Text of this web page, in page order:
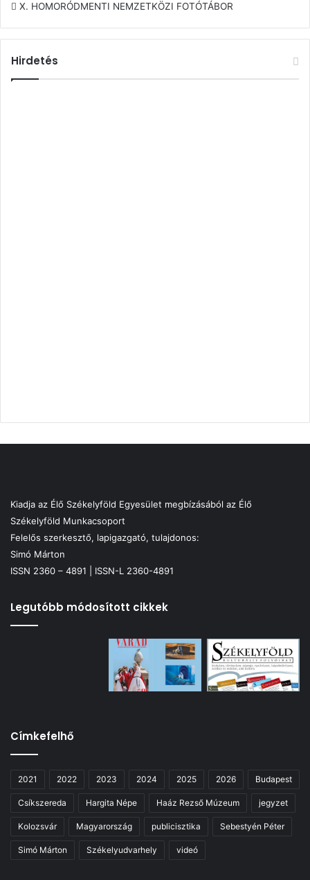
X. HOMORÓDMENTI NEMZETKÖZI FOTÓTÁBOR
Hirdetés
Kiadja az Élő Székelyföld Egyesület megbízásából az Élő
Székelyföld Munkacsoport
Felelős szerkesztő, lapigazgató, tulajdonos:
Simó Márton
ISSN 2360 – 4891 | ISSN-L 2360-4891
Legutóbb módosított cikkek
Címkefelhő
2021 2022 2023 2024 2025 2026 Budapest
Csíkszereda Hargita Népe Haáz Rezső Múzeum jegyzet
Kolozsvár Magyarország publicisztika Sebestyén Péter
Simó Márton Székelyudvarhely videó